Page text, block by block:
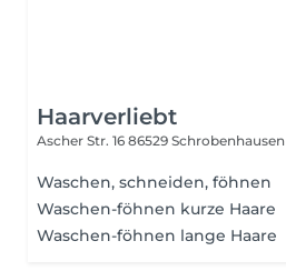
Haarverliebt
Ascher Str. 16 86529 Schrobenhausen
Waschen, schneiden, föhnen
Waschen-föhnen kurze Haare
Waschen-föhnen lange Haare